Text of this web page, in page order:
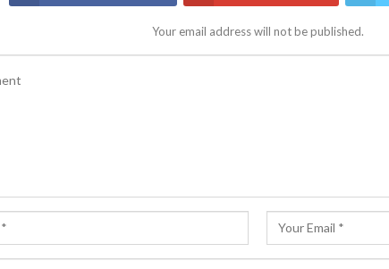
Your email address will not be published.